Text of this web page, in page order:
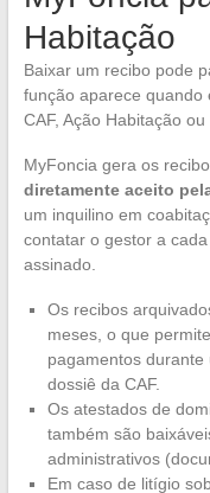
Habitação
Baixar um recibo pode
função aparece quando
CAF, Ação Habitação
MyFoncia gera os
diretamente aceito
um inquilino em
contatar o gestor a
assinado.
Os recibos
meses, o que
pagamentos durante
dossiê da CAF.
Os atestados de
também são
administrativos
Em caso de litígio